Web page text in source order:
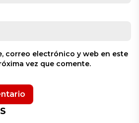
correo electrónico y web en este
vez que comente.